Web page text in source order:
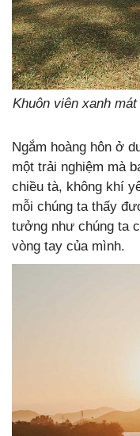
Khuôn viên xanh
Ngắm hoàng hôn ở
một trải nghiệm mà
chiều tà, không khí
mỗi chúng ta thấy
tưởng như chúng ta
vòng tay của mình.